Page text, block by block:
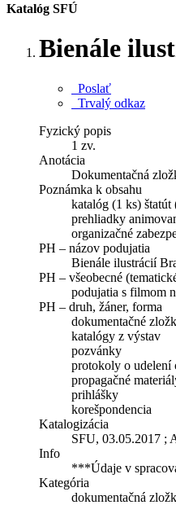
Katalóg SFÚ
Bienále
Poslať
Trvalý odkaz
Fyzický popis
1 zv.
Anotácia
Dokumentačná
Poznámka k obsahu
katalóg (1 ks)
prehliadky
organizačné
PH – názov podujatia
Bienále ilustrácií
PH – všeobecné
podujatia s filmom
PH – druh, žáner, forma
dokumentačné
katalógy z výstav
pozvánky
protokoly o udelení
propagačné
prihlášky
korešpondencia
Katalogizácia
SFU, 03.05.2017 ;
Info
***Údaje v
Kategória
dokumentačná